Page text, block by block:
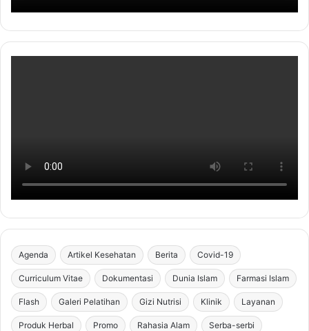
Agenda Artikel Kesehatan Berita Covid-19
Curriculum Vitae Dokumentasi Dunia Islam Farmasi Islam
Flash Galeri Pelatihan Gizi Nutrisi Klinik Layanan
Produk Herbal Promo Rahasia Alam Serba-serbi